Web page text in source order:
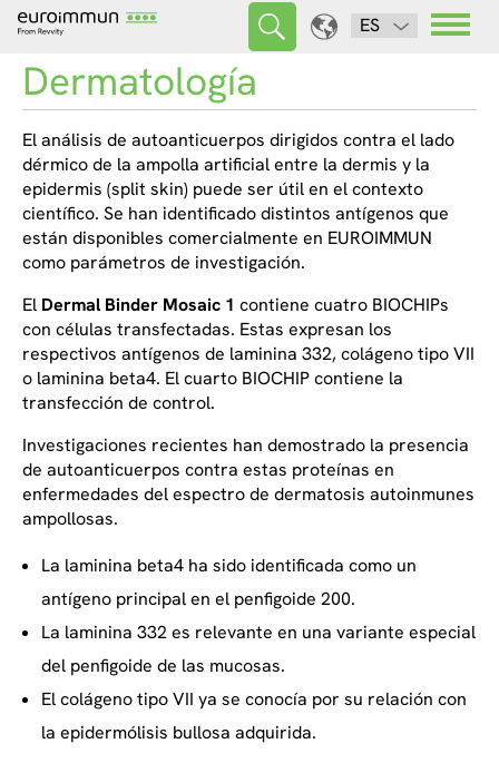
ES
Dermatología
El análisis de autoanticuerpos dirigidos contra el lado
dérmico de la ampolla artificial entre la dermis y la
epidermis (split skin) puede ser útil en el contexto
científico. Se han identificado distintos antígenos que
están disponibles comercialmente en EUROIMMUN
como parámetros de investigación.
El Dermal Binder Mosaic 1 contiene cuatro BIOCHIPs
con células transfectadas. Estas expresan los
respectivos antígenos de laminina 332, colágeno tipo VII
o laminina beta4. El cuarto BIOCHIP contiene la
transfección de control.
Investigaciones recientes han demostrado la presencia
de autoanticuerpos contra estas proteínas en
enfermedades del espectro de dermatosis autoinmunes
ampollosas.
La laminina beta4 ha sido identificada como un
antígeno principal en el penfigoide 200.
La laminina 332 es relevante en una variante especial
del penfigoide de las mucosas.
El colágeno tipo VII ya se conocía por su relación con
la epidermólisis bullosa adquirida.